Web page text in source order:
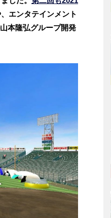
エンタテインメント
本隆弘グループ開発